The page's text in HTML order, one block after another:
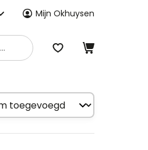
Mijn Okhuysen